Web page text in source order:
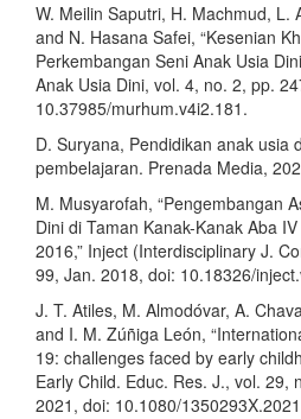
W. Meilin Saputri, H. Machmud, L.
and N. Hasana Safei, “Kesenian
Perkembangan Seni Anak Usia
Anak Usia Dini, vol. 4, no. 2, pp.
10.37985/murhum.v4i2.181.
D. Suryana, Pendidikan anak usia
pembelajaran. Prenada Media,
M. Musyarofah, “Pengembangan
Dini di Taman Kanak-Kanak Aba
2016,” Inject (Interdisciplinary J.
99, Jan. 2018, doi: 10.18326/
J. T. Atiles, M. Almodóvar, A.
and I. M. Zúñiga León,
19: challenges faced by early
Early Child. Educ. Res. J., vol. 29,
2021, doi: 10.1080/